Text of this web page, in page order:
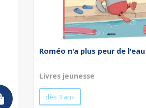
Roméo n'a plus peur de l'eau
Livres jeunesse
dès 3 ans